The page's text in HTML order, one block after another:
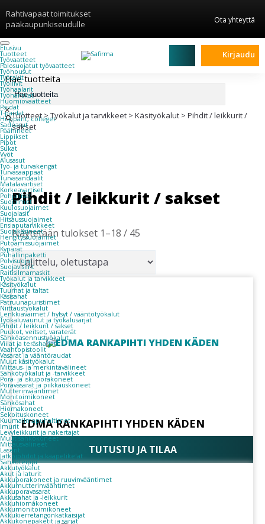
Rahtivapaat toimitukset
pääkaupunkiseudulle
Ota yhteyttä
Etusivu
Tuotteet
Työvaatteet
Palosuojatut työvaatteet
Työhousut
Työtakit
Työliivit
Työhaalarit
Työhanskat
Huomiovaatteet
Paidat
T-paidat
Hupparit, colleget
Sadeasut
Päähineet
Lippikset
Pipot
Sukat
Vyöt
Alusasut
Työ- ja turvakengät
Turvasaappaat
Turvasandaalit
Matalavartiset
Korkeavartiset
Pohjalliset
Suojaimet
Kuulosuojaimet
Suojalasit
Hitsaussuojaimet
Ensiaputarvikkeet
Suojakäsineet
Hengityssuojaimet
Putoamissuojaimet
Kypärät
Puhallinpaketti
Polvisuojat
Suojavisiirit
Raitisilmamaskit
Työkalut ja tarvikkeet
Käsityökalut
Tuurnat ja taltat
Käsisahat
Patruunapuristimet
Niittaustyökalut
Lenkkiavaimet / hylsyt / vääntötyökalut
Työkaluvaunut ja työkalusarjat
Pihdit / leikkurit / sakset
Puukot, veitset, varaterät
Sähköasennustyökalut
Viilat ja teräsharjat
Vaahtopistoolit
Vasarat ja vääntöraudat
Muut käsityökalut
Mittaus- ja merkintävälineet
Sähkötyökalut ja -tarvikkeet
Pora- ja iskuporakoneet
Poravasarat ja piikkauskoneet
Mutterinvääntimet
Monitoimikoneet
Sähkösahat
Hiomakoneet
Sekoituskoneet
Kuumailmapuhaltimet
Imurit
Levyleikkurit ja nakertajat
Muut sähkökoneet
Mittausvälineet
Laserit
Jatkojohdot ja kaapelikelat
Sähköteippi
Akkutyökalut
Akut ja laturit
Akkuporakoneet ja ruuvinvääntimet
Akkumutterinvääntimet
Akkuporavasarat
Akkusahat ja -leikkurit
Akkuhiomakoneet
Akkumonitoimikoneet
Akkukierretangonkatkaisijat
Akkukonepaketit ja sarjat
Kirjaudu
Hae tuotteita
×
Tuotteet>Työkalut ja tarvikkeet > Käsityökalut > Pihdit / leikkurit /
sakset
Pihdit / leikkurit / sakset
Näytetään tulokset 1–18 / 45
EDMA RANKAPIHTI YHDEN KÄDEN
TUTUSTU JA TILAA